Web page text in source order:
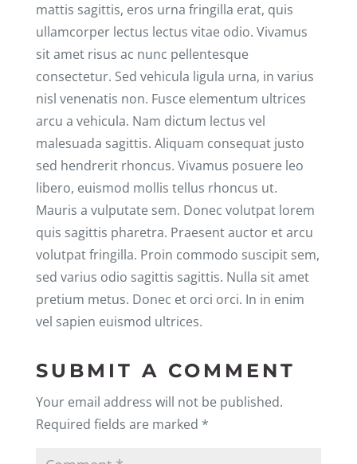
mattis sagittis, eros urna fringilla erat, quis
ullamcorper lectus lectus vitae odio. Vivamus
sit amet risus ac nunc pellentesque
consectetur. Sed vehicula ligula urna, in varius
nisl venenatis non. Fusce elementum ultrices
arcu a vehicula. Nam dictum lectus vel
malesuada sagittis. Aliquam consequat justo
sed hendrerit rhoncus. Vivamus posuere leo
libero, euismod mollis tellus rhoncus ut.
Mauris a vulputate sem. Donec volutpat lorem
quis sagittis pharetra. Praesent auctor et arcu
volutpat fringilla. Proin commodo suscipit sem,
sed varius odio sagittis sagittis. Nulla sit amet
pretium metus. Donec et orci orci. In in enim
vel sapien euismod ultrices.
SUBMIT A COMMENT
Your email address will not be published.
Required fields are marked *